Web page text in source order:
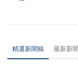
精選新聞稿 最新新